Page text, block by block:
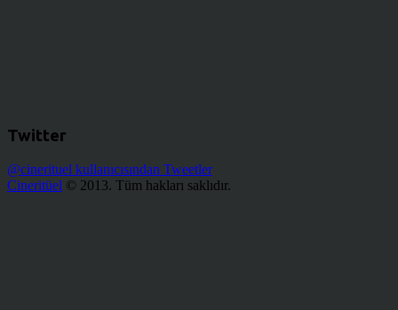
Twitter
@cinerituel kullanıcısından Tweetler
Cineritüel © 2013. Tüm hakları saklıdır.